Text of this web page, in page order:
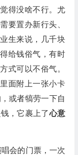
得没啥不行。尤
要置办新行头、
生来说，几千块
给钱俗气，有时
式可以不俗气。
面附上一张小卡
或者犒劳一下自
，它裹上了心意
会的门票，一次